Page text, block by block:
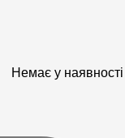
Немає у наявності